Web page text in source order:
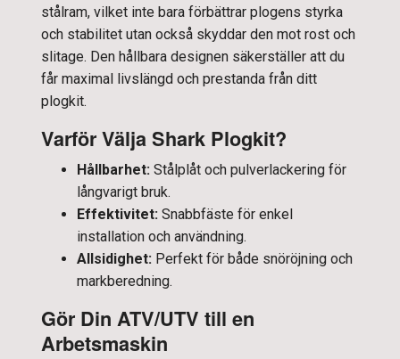
stålram, vilket inte bara förbättrar plogens styrka
och stabilitet utan också skyddar den mot rost och
slitage. Den hållbara designen säkerställer att du
får maximal livslängd och prestanda från ditt
plogkit.
Varför Välja Shark Plogkit?
Hållbarhet: Stålplåt och pulverlackering för
långvarigt bruk.
Effektivitet: Snabbfäste för enkel
installation och användning.
Allsidighet: Perfekt för både snöröjning och
markberedning.
Gör Din ATV/UTV till en
Arbetsmaskin